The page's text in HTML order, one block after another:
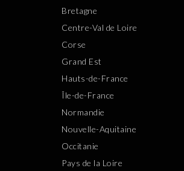
Bretagne
Centre-Val de Loire
Corse
Grand Est
Hauts-de-France
Île-de-France
Normandie
Nouvelle-Aquitaine
Occitanie
Pays de la Loire